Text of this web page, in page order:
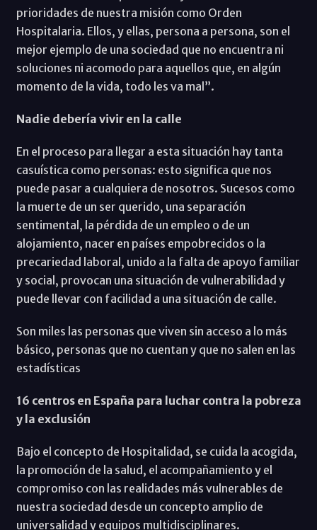
prioridades de nuestra misión como Orden
Hospitalaria. Ellos, y ellas, persona a persona, son el
mejor ejemplo de una sociedad que no encuentra ni
soluciones ni acomodo para aquellos que, en algún
momento de la vida, todo les va mal”.
Nadie debería vivir en la calle
En el proceso para llegar a esta situación hay tanta
casuística como personas: esto significa que nos
puede pasar a cualquiera de nosotros. Sucesos como
la muerte de un ser querido, una separación
sentimental, la pérdida de un empleo o de un
alojamiento, nacer en países empobrecidos o la
precariedad laboral, unido a la falta de apoyo familiar
y social, provocan una situación de vulnerabilidad y
puede llevar con facilidad a una situación de calle.
Son miles las personas que viven sin acceso a lo más
básico, personas que no cuentan y que no salen en las
estadísticas
16 centros en España para luchar contra la pobreza
y la exclusión
Bajo el concepto de Hospitalidad, se cuida la acogida,
la promoción de la salud, el acompañamiento y el
compromiso con las realidades más vulnerables de
nuestra sociedad desde un concepto amplio de
universalidad y equipos multidisciplinares.